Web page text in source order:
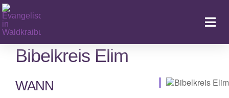
Zum
Inhalt
springen
Bibelkreis Elim
WANN